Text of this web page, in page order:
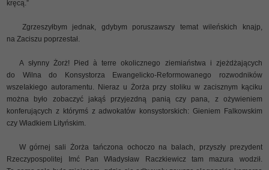
kręcą.”
Zgrzeszyłbym jednak, gdybym poruszawszy temat wileńskich knajp,
na Zaciszu poprzestał.
A słynny Żorż! Pied à terre okolicznego ziemiaństwa i zjeżdżających
do Wilna do Konsystorza Ewangelicko-Reformowanego rozwodników
wszeIakiego autoramentu. Nieraz u Żorża przy stoliku w zacisznym kąciku
można było zobaczyć jakąś przyjezdną panią czy pana, z ożywieniem
konferujących z którymś z adwokatów konsystorskich: Gieniem Falkowskim
czy Władkiem Lityńskim.
W górnej sali Żorża tańczona ochoczo na balach, przyszły prezydent
Rzeczypospolitej Imć Pan Władysław Raczkiewicz tam mazura wodził.